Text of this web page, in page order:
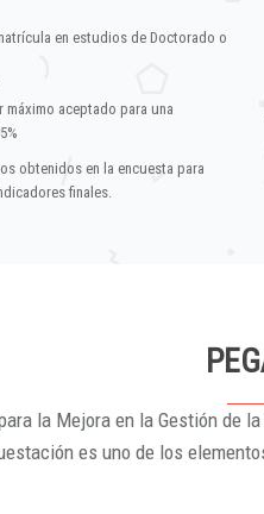
en estudios de Doctorado o
máximo aceptado para una
obtenidos en la encuesta para
finales.
la Mejora en la Gestión de
es uno de los